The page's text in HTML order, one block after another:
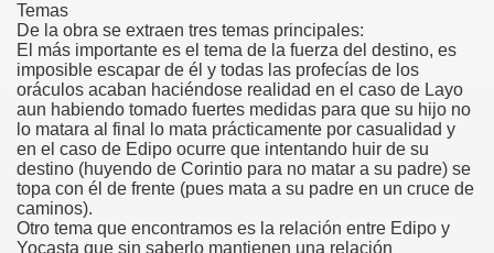
Temas
De la obra se extraen tres temas principales:
El más importante es el tema de la fuerza del destino, es
imposible escapar de él y todas las profecías de los
oráculos acaban haciéndose realidad en el caso de Layo
aun habiendo tomado fuertes medidas para que su hijo no
lo matara al final lo mata prácticamente por casualidad y
en el caso de Edipo ocurre que intentando huir de su
destino (huyendo de Corintio para no matar a su padre) se
topa con él de frente (pues mata a su padre en un cruce de
caminos).
Otro tema que encontramos es la relación entre Edipo y
Yocasta que sin saberlo mantienen una relación